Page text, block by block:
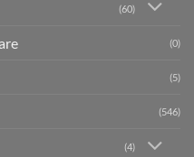
(60)
(0)
(5)
(546)
(4)